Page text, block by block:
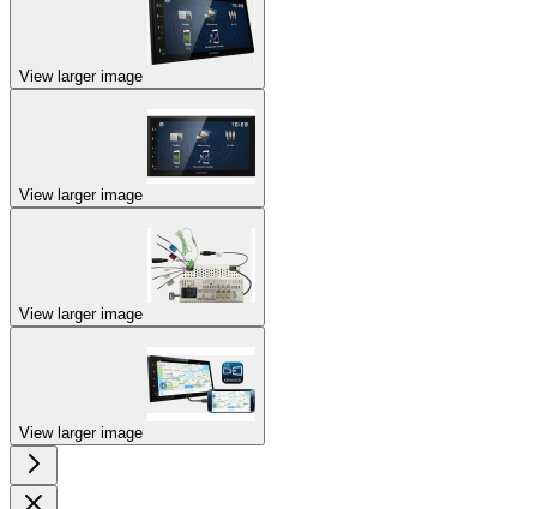
View larger image
View larger image
View larger image
View larger image